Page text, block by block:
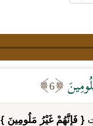
6
{ فَإِنَّهُمْ غَيْرُ مَلُومِينَ }